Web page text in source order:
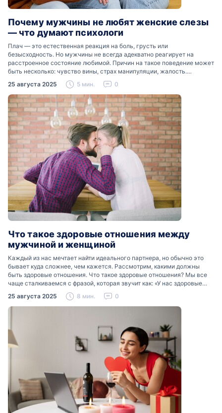
Почему мужчины не любят женские слезы
— что думают психологи
Плач — это естественная реакция на боль, грусть или
безысходность. Но мужчины не всегда адекватно реагирует на
расстроенное состояние любимой. Причин на такое поведение может
быть несколько: чувство вины, страх манипуляции, жалость.
Разобраться, почему мужчины боятся женских слез, помогут советы
психологов…
25 августа 2025 5 мин. 0
Что такое здоровые отношения между
мужчиной и женщиной
Каждый из нас мечтает найти идеального партнера, но обычно это
бывает куда сложнее, чем кажется. Рассмотрим, какими должны
быть здоровые отношения. Что такое здоровые отношения? Мы все
чаще сталкиваемся с фразой, которая звучит как: «У нас здоровые
отношения». Что именно подразумевается…
25 августа 2025 8 мин. 0